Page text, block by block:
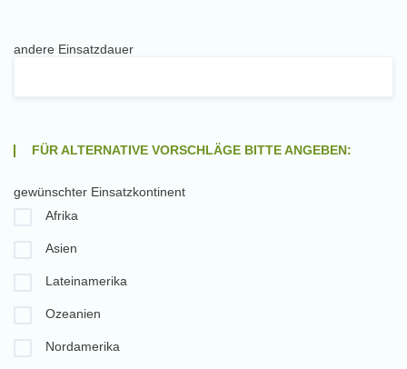
andere Einsatzdauer
FÜR ALTERNATIVE VORSCHLÄGE BITTE ANGEBEN:
gewünschter Einsatzkontinent
Afrika
Asien
Lateinamerika
Ozeanien
Nordamerika